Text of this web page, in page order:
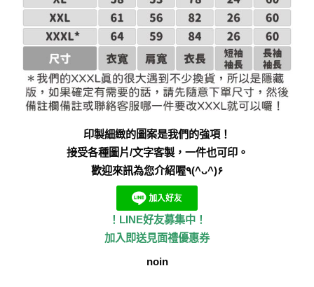
印製細緻的圖案是我們的強項！
接受各種圖片/文字客製，一件也可印。
歡迎來訊為您介紹喔٩(^ᴗ^)۶
！LINE好友募集中！
加入即送見面禮優惠券
noin